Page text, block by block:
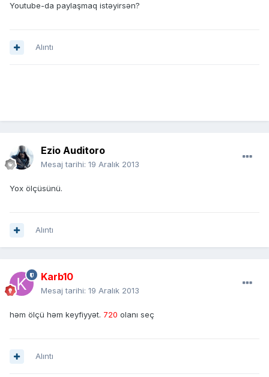
Youtube-da paylaşmaq istəyirsən?
Alıntı
Ezio Auditoro
Mesaj tarihi: 19 Aralık 2013
Yox ölçüsünü.
Alıntı
Karb10
Mesaj tarihi: 19 Aralık 2013
həm ölçü həm keyfiyyət. 720 olanı seç
Alıntı